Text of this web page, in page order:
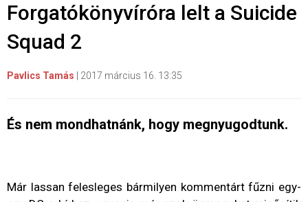
Forgatókönyvíróra lelt a Suicide
Squad 2
Pavlics Tamás 2017 március 16. 13:35
És nem mondhatnánk, hogy megnyugodtunk.
Már lassan felesleges bármilyen kommentárt fűzni egy-